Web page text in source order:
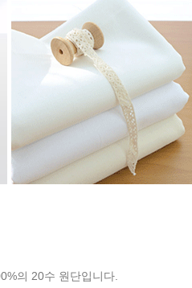
의 20수 원단입니다.